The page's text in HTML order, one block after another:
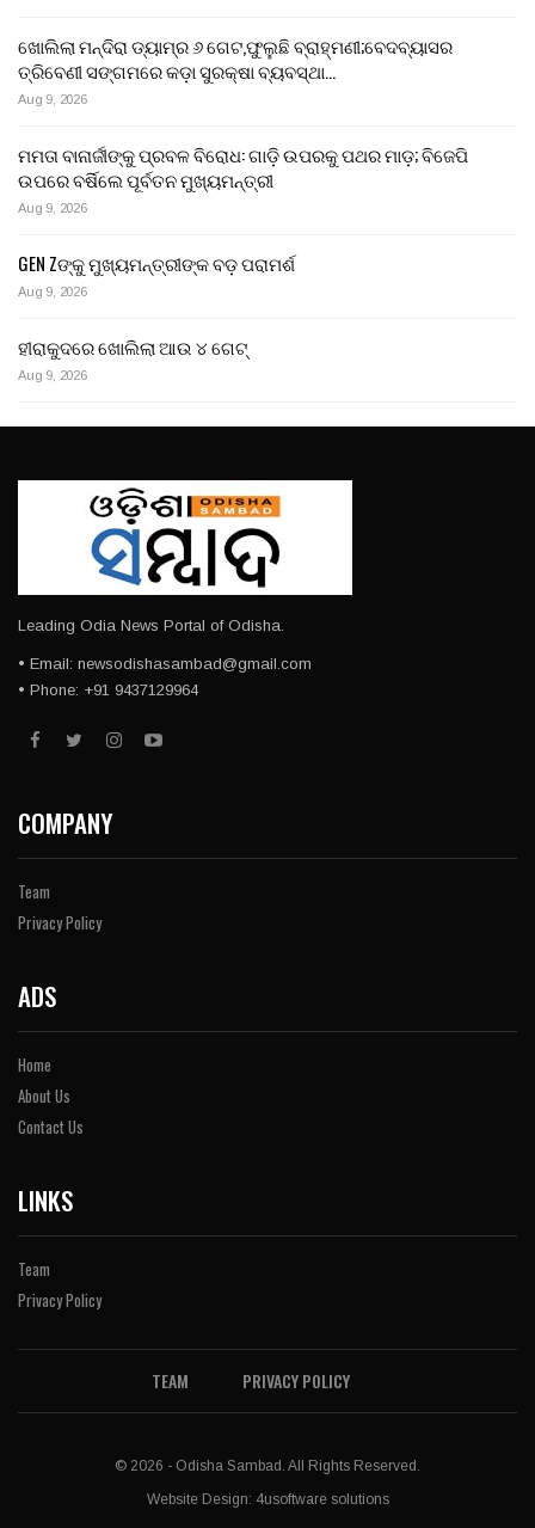
ଖୋଲିଲା ମନ୍ଦିରା ଡ୍ୟାମ୍‌ର ୬ ଗେଟ,ଫୁଲୁଛି ବ୍ରାହ୍ମଣୀ;ବେଦବ୍ୟାସର
ତ୍ରିବେଣୀ ସଙ୍ଗମରେ କଡ଼ା ସୁରକ୍ଷା ବ୍ୟବସ୍ଥା…
Aug 9, 2026
ମମତା ବାନାର୍ଜୀଙ୍କୁ ପ୍ରବଳ ବିରୋଧ: ଗାଡ଼ି ଉପରକୁ ପଥର ମାଡ଼; ବିଜେପି
ଉପରେ ବର୍ଷିଲେ ପୂର୍ବତନ ମୁଖ୍ୟମନ୍ତ୍ରୀ
Aug 9, 2026
GEN Zଙ୍କୁ ମୁଖ୍ୟମନ୍ତ୍ରୀଙ୍କ ବଡ଼ ପରାମର୍ଶ
Aug 9, 2026
ହୀରାକୁଦରେ ଖୋଲିଲା ଆଉ ୪ ଗେଟ୍
Aug 9, 2026
Leading Odia News Portal of Odisha.
• Email: newsodishasambad@gmail.com
• Phone: +91 9437129964
COMPANY
Team
Privacy Policy
ADS
Home
About Us
Contact Us
LINKS
Team
Privacy Policy
TEAM PRIVACY POLICY
© 2026 - Odisha Sambad. All Rights Reserved.
Website Design: 4usoftware solutions